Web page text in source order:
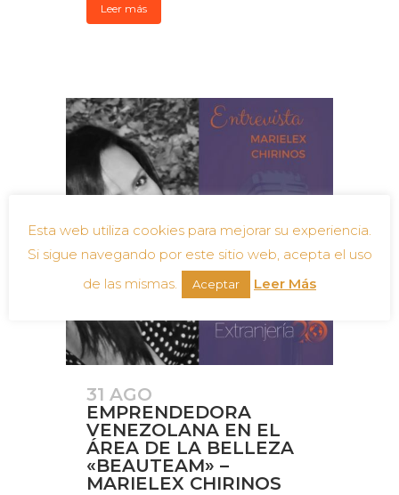
Leer más
31 AGO
EMPRENDEDORA
VENEZOLANA EN EL
ÁREA DE LA BELLEZA
«BEAUTEAM» –
MARIELEX CHIRINOS
Esta web utiliza cookies para mejorar su experiencia.
Si sigue navegando por este sitio web, acepta el uso
de las mismas.
Aceptar Leer Más